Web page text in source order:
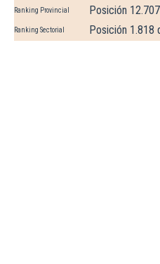
Ranking Provincial Posición
Ranking Sectorial Posición 1.818